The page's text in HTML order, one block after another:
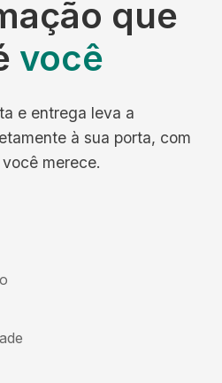
que
você
e entrega leva a
à sua porta, com
merece.